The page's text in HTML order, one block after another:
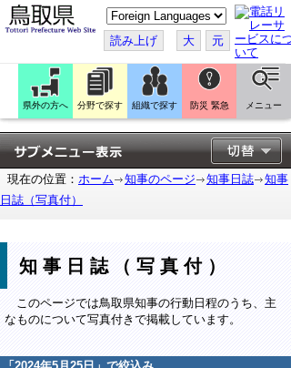
こ
の
ペ
ー
ジ
翻
訳
す
る
読み上げ 大 元
県外の方へ 分野で探す 組織で探す 防災 緊急 メニュー
現在の位置： ホーム 知事のページ 知事日誌
知事
日誌（写真付）
知事日誌（写真付）
このページでは鳥取県知事の行動日程のうち、主
なものについて写真付きで掲載しています。